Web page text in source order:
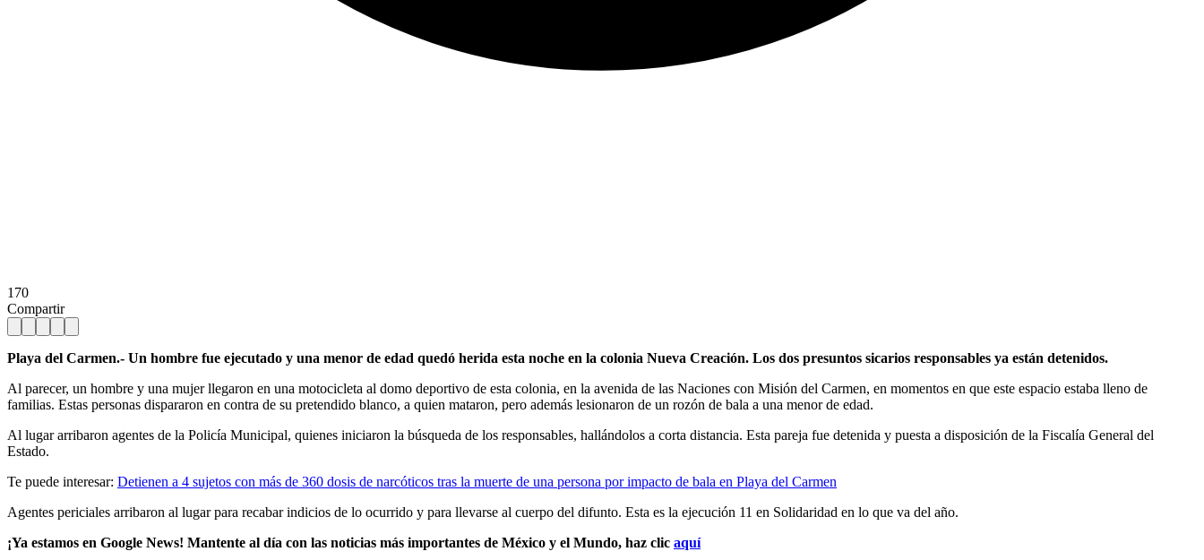
170
Compartir
Playa del Carmen.- Un hombre fue ejecutado y una menor de edad quedó herida esta noche en la colonia Nueva Creación. Los dos presuntos sicarios responsables ya están detenidos.
Al parecer, un hombre y una mujer llegaron en una motocicleta al domo deportivo de esta colonia, en la avenida de las Naciones con Misión del Carmen, en momentos en que este espacio estaba lleno de
familias. Estas personas dispararon en contra de su pretendido blanco, a quien mataron, pero además lesionaron de un rozón de bala a una menor de edad.
Al lugar arribaron agentes de la Policía Municipal, quienes iniciaron la búsqueda de los responsables, hallándolos a corta distancia. Esta pareja fue detenida y puesta a disposición de la Fiscalía General del
Estado.
Te puede interesar: Detienen a 4 sujetos con más de 360 dosis de narcóticos tras la muerte de una persona por impacto de bala en Playa del Carmen
Agentes periciales arribaron al lugar para recabar indicios de lo ocurrido y para llevarse al cuerpo del difunto. Esta es la ejecución 11 en Solidaridad en lo que va del año.
¡Ya estamos en Google News! Mantente al día con las noticias más importantes de México y el Mundo, haz clic aquí